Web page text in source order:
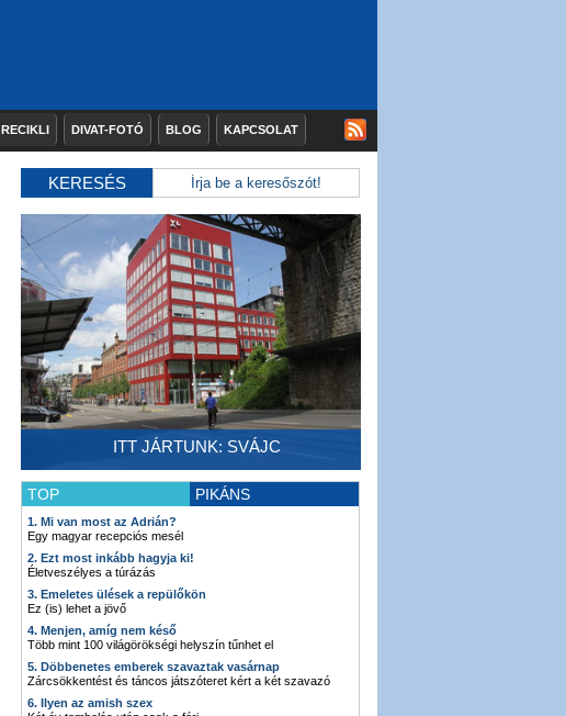
RECIKLI DIVAT-FOTÓ BLOG KAPCSOLAT
KERESÉS
ITT JÁRTUNK: SVÁJC
TOP PIKÁNS
1. Mi van most az Adrián?
Egy magyar recepciós mesél
2. Ezt most inkább hagyja ki!
Életveszélyes a túrázás
3. Emeletes ülések a repülőkön
Ez (is) lehet a jövő
4. Menjen, amíg nem késő
Több mint 100 világörökségi helyszín tűnhet el
5. Döbbenetes emberek szavaztak vasárnap
Zárcsökkentést és táncos játszóteret kért a két szavazó
6. Ilyen az amish szex